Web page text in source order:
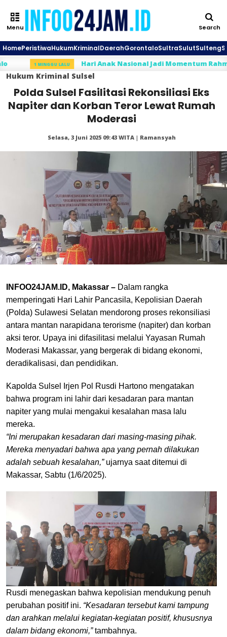
Search
Menu
HomePeristiwaHukumKriminalDaerahGorontaloSultraSulutSulteng
1 MINGGU LALU Hari Anak Nasional Jadi Momentum Rahmijati
Hukum Kriminal Sulsel
Polda Sulsel Fasilitasi Rekonsiliasi Eks
Napiter dan Korban Teror Lewat Rumah
Moderasi
Selasa, 3 Juni 2025 09:43 WITA | Ramansyah
INFOO24JAM.ID, Makassar – Dalam rangka
memperingati Hari Lahir Pancasila, Kepolisian Daerah
(Polda) Sulawesi Selatan mendorong proses rekonsiliasi
antara mantan narapidana terorisme (napiter) dan korban
aksi teror. Upaya ini difasilitasi melalui Yayasan Rumah
Moderasi Makassar, yang bergerak di bidang ekonomi,
deradikalisasi, dan pendidikan.
Kapolda Sulsel Irjen Pol Rusdi Hartono mengatakan
bahwa program ini lahir dari kesadaran para mantan
napiter yang mulai mengakui kesalahan masa lalu
mereka.
“Ini merupakan kesadaran dari masing-masing pihak.
Mereka menyadari bahwa apa yang pernah dilakukan
adalah sebuah kesalahan,”ujarnya saat ditemui di
Makassar, Sabtu (1/6/2025).
Rusdi menegaskan bahwa kepolisian mendukung penuh
perubahan positif ini. “Kesadaran tersebut kami tampung
dan arahkan melalui kegiatan-kegiatan positif, khususnya
dalam bidang ekonomi,”tambahnya.